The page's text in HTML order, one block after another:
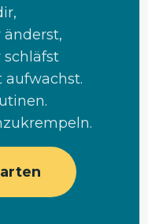
schläfst
aufwachst.